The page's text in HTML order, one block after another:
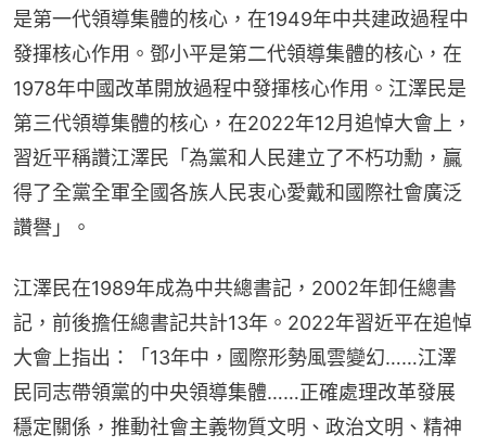
是第一代領導集體的核心，在1949年中共建政過程中
發揮核心作用。鄧小平是第二代領導集體的核心，在
1978年中國改革開放過程中發揮核心作用。江澤民是
第三代領導集體的核心，在2022年12月追悼大會上，
習近平稱讚江澤民「為黨和人民建立了不朽功勳，贏
得了全黨全軍全國各族人民衷心愛戴和國際社會廣泛
讚譽」。
江澤民在1989年成為中共總書記，2002年卸任總書
記，前後擔任總書記共計13年。2022年習近平在追悼
大會上指出：「13年中，國際形勢風雲變幻……江澤
民同志帶領黨的中央領導集體……正確處理改革發展
穩定關係，推動社會主義物質文明、政治文明、精神